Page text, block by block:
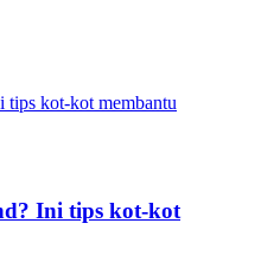
Ini tips kot-kot